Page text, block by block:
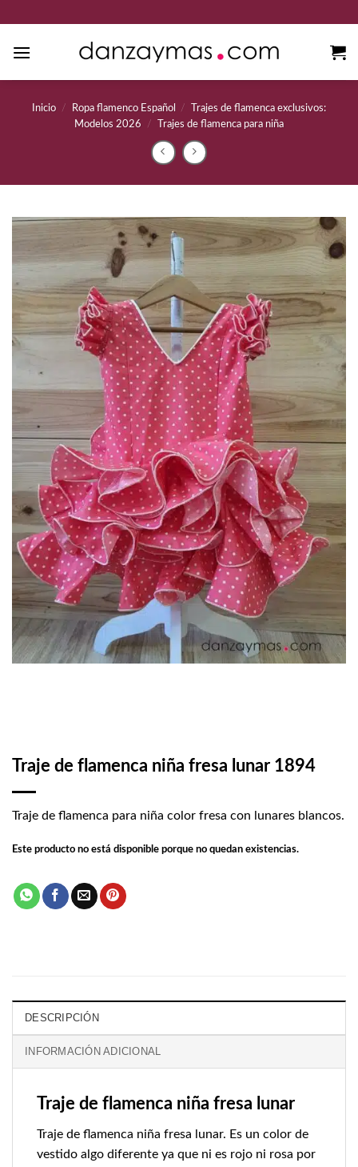
contenido
Inicio / Ropa flamenco Español /
Trajes de flamenca exclusivos:
Modelos 2026
/ Trajes de flamenca para niña
Traje de flamenca niña fresa lunar 1894
Traje de flamenca para niña color fresa con lunares blancos.
Este producto no está disponible porque no quedan existencias.
DESCRIPCIÓN
INFORMACIÓN ADICIONAL
Traje de flamenca niña fresa lunar
Traje de flamenca niña fresa lunar. Es un color de
vestido algo diferente ya que ni es rojo ni rosa por